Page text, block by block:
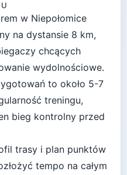
w Niepołomice
na dystansie 8 km,
chcących
wydolnościowe.
to około 5-7
treningu,
bieg kontrolny przed
trasy i plan punktów
tempo na całym